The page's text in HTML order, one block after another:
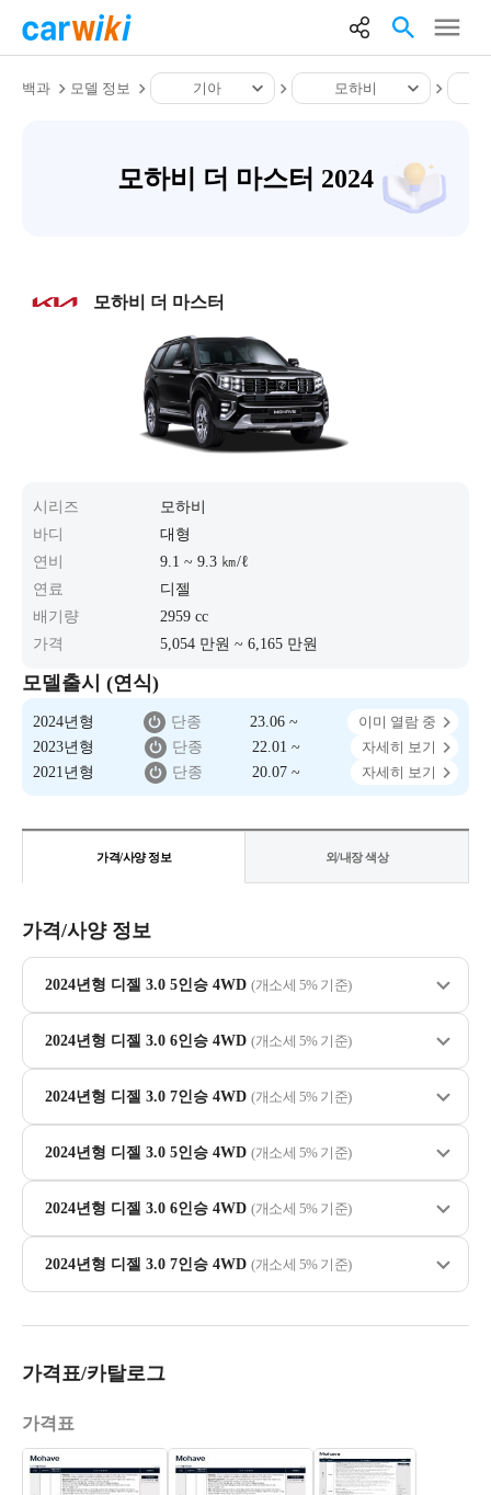
백과 모델 정보 기아 모하비
모하비 더 마스터 2024
모하비 더 마스터
시리즈
모하비
바디
대형
연비
9.1 ~ 9.3 ㎞/ℓ
연료
디젤
배기량
2959 cc
가격
5,054 만원 ~ 6,165 만원
모델출시 (연식)
2024년형 단종 23.06 ~
이미 열람 중
2023년형
단종 22.01 ~
자세히 보기
2021년형
단종 20.07 ~ 자세히 보기
가격/사양 정보 외/내장 색상
가격/사양 정보
2024년형 디젤 3.0 5인승 4WD (개소세 5% 기준)
2024년형 디젤 3.0 6인승 4WD (개소세 5% 기준)
2024년형 디젤 3.0 7인승 4WD (개소세 5% 기준)
2024년형 디젤 3.0 5인승 4WD (개소세 5% 기준)
2024년형 디젤 3.0 6인승 4WD (개소세 5% 기준)
2024년형 디젤 3.0 7인승 4WD (개소세 5% 기준)
가격표/카탈로그
가격표